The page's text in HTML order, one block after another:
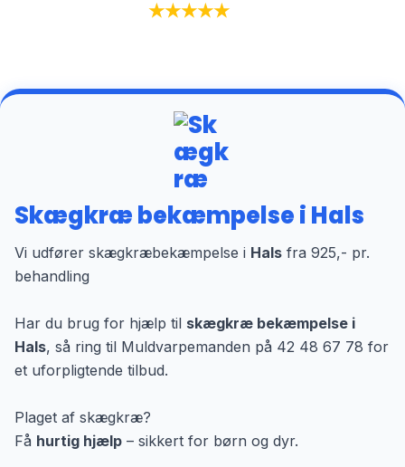
★★★★★
Skægkræ bekæmpelse i Hals
Vi udfører skægkræbekæmpelse i Hals fra 925,- pr.
behandling
Har du brug for hjælp til skægkræ bekæmpelse i
Hals, så ring til Muldvarpemanden på 42 48 67 78 for
et uforpligtende tilbud.
Plaget af skægkræ?
Få hurtig hjælp – sikkert for børn og dyr.